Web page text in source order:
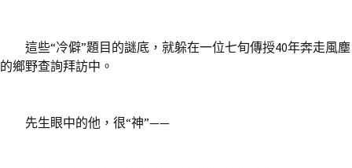
這些“冷僻”題目的謎底，就躲在一位七旬傳授40年奔走風塵
的鄉野查詢拜訪中。
先生眼中的他，很“神”——